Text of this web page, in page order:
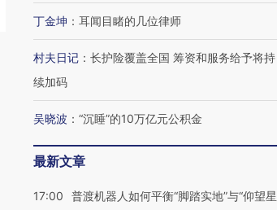
有意思的生活方式·第三对
丁金坤 ： 耳闻目睹的几位律师
村夫日记 ： 长护险覆盖全国 筹资和服务给予将持
续加码
吴晓波 ： “沉睡”的10万亿元公积金
最新文章
17:00
普渡机器人如何平衡“脚踏实地”与“仰望星